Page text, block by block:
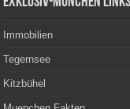
Immobilien
Tegernsee
Kitzbühel